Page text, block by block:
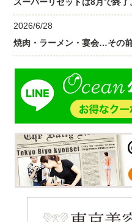
2026/6/28
焼肉・ラーメン・宴会…その